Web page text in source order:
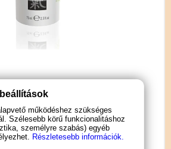
ananász íz és illat
kis mennyiség mellett is
is ideális
működéshez szükséges
Szélesebb körű funkcionalitáshoz
személyre szabás) egyéb
Részletesebb információk.